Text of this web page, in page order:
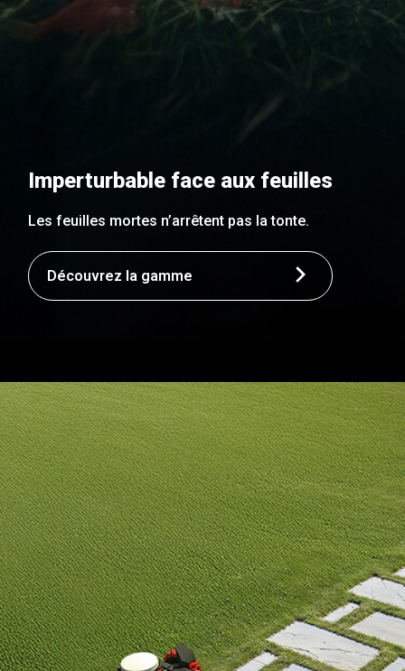
Imperturbable face aux feuilles
Les feuilles mortes n’arrêtent pas la tonte.
Découvrez la gamme